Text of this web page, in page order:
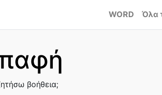
WORD Όλα
βοήθεια;